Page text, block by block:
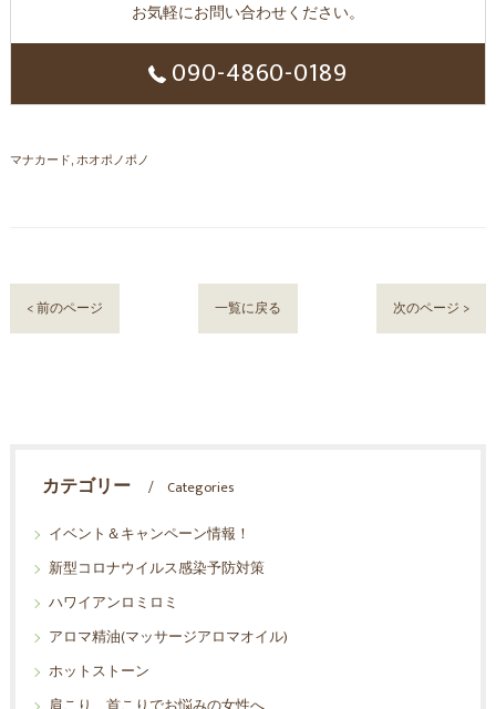
お気軽にお問い合わせください。
090-4860-0189
マナカード ホオポノポノ
< 前のページ 一覧に戻る 次のページ >
カテゴリー
Categories
イベント＆キャンペーン情報！
新型コロナウイルス感染予防対策
ハワイアンロミロミ
アロマ精油(マッサージアロマオイル)
ホットストーン